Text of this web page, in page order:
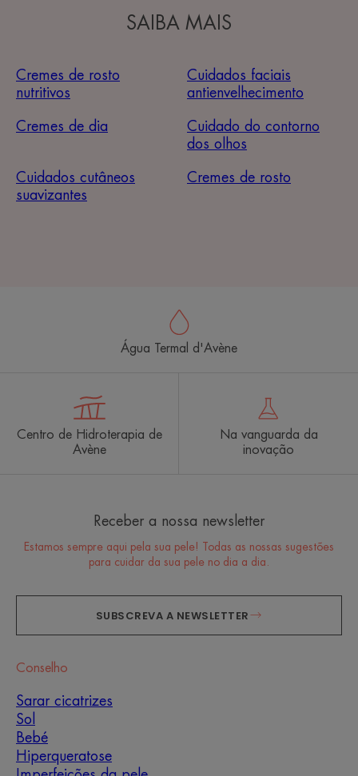
SAIBA MAIS
Cremes de rosto
nutritivos
Cuidados faciais
antienvelhecimento
Cremes de dia
Cuidado do contorno
dos olhos
Cuidados cutâneos
suavizantes
Cremes de rosto
Água Termal d'Avène
Centro de Hidroterapia de
Avène
Na vanguarda da
inovação
Receber a nossa newsletter
Estamos sempre aqui pela sua pele! Todas as nossas sugestões
para cuidar da sua pele no dia a dia.
SUBSCREVA A NEWSLETTER
Conselho
Sarar cicatrizes
Sol
Bebé
Hiperqueratose